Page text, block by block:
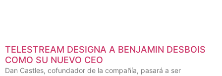
TELESTREAM DESIGNA A BENJAMIN DESBOIS
COMO SU NUEVO CEO
Dan Castles, cofundador de la compañía, pasará a ser